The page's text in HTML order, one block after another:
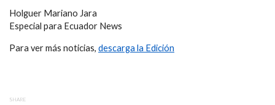
Holguer Mariano Jara
Especial para Ecuador News
Para ver más noticias, descarga la Edición
SHARE